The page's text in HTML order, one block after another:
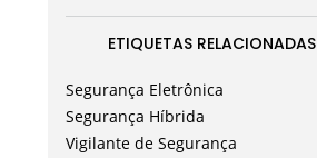
ETIQUETAS RELACIONADAS
Segurança Eletrônica
Segurança Híbrida
Vigilante de Segurança